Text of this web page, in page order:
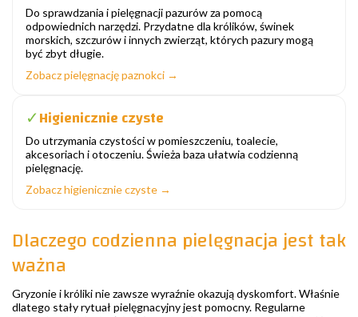
Do sprawdzania i pielęgnacji pazurów za pomocą
odpowiednich narzędzi. Przydatne dla królików, świnek
morskich, szczurów i innych zwierząt, których pazury mogą
być zbyt długie.
Zobacz pielęgnację paznokci →
✓Higienicznie czyste
Do utrzymania czystości w pomieszczeniu, toalecie,
akcesoriach i otoczeniu. Świeża baza ułatwia codzienną
pielęgnację.
Zobacz higienicznie czyste →
Dlaczego codzienna pielęgnacja jest tak
ważna
Gryzonie i króliki nie zawsze wyraźnie okazują dyskomfort. Właśnie
dlatego stały rytuał pielęgnacyjny jest pomocny. Regularne